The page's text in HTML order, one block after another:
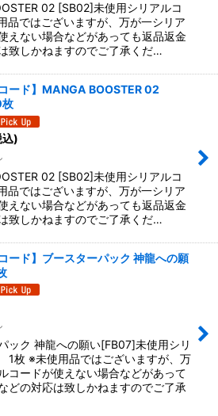
02 [SB02]未使用シリアルコ
品ではございますが、万が一シリア
えない場合などがあっても返品返金
致しかねますのでご了承くだ…
コード】MANGA BOOSTER 02
込)
02 [SB02]未使用シリアルコ
品ではございますが、万が一シリア
えない場合などがあっても返品返金
致しかねますのでご了承くだ…
ード】ブースターパック 神龍への願
ック 神龍への願い[FB07]未使用シリ
枚 ※未使用品ではございますが、万
コードが使えない場合などがあって
どの対応は致しかねますのでご了承